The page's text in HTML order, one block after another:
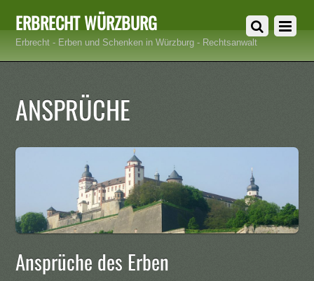
ERBRECHT WÜRZBURG
Erbrecht - Erben und Schenken in Würzburg - Rechtsanwalt
ANSPRÜCHE
Ansprüche des Erben